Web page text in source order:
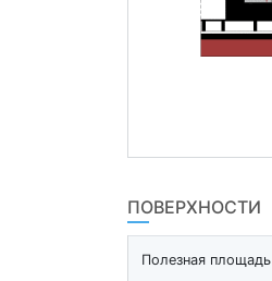
ПОВЕРХНОСТИ
Полезная площадь